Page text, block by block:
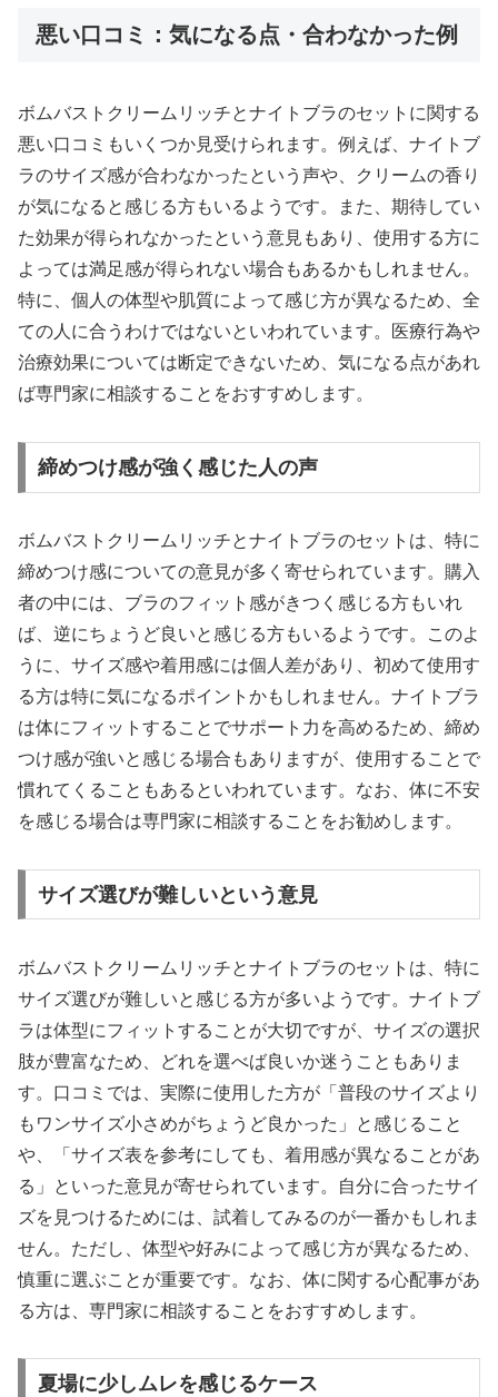
悪い口コミ：気になる点・合わなかった例
ボムバストクリームリッチとナイトブラのセットに関する
悪い口コミもいくつか見受けられます。例えば、ナイトブ
ラのサイズ感が合わなかったという声や、クリームの香り
が気になると感じる方もいるようです。また、期待してい
た効果が得られなかったという意見もあり、使用する方に
よっては満足感が得られない場合もあるかもしれません。
特に、個人の体型や肌質によって感じ方が異なるため、全
ての人に合うわけではないといわれています。医療行為や
治療効果については断定できないため、気になる点があれ
ば専門家に相談することをおすすめします。
締めつけ感が強く感じた人の声
ボムバストクリームリッチとナイトブラのセットは、特に
締めつけ感についての意見が多く寄せられています。購入
者の中には、ブラのフィット感がきつく感じる方もいれ
ば、逆にちょうど良いと感じる方もいるようです。このよ
うに、サイズ感や着用感には個人差があり、初めて使用す
る方は特に気になるポイントかもしれません。ナイトブラ
は体にフィットすることでサポート力を高めるため、締め
つけ感が強いと感じる場合もありますが、使用することで
慣れてくることもあるといわれています。なお、体に不安
を感じる場合は専門家に相談することをお勧めします。
サイズ選びが難しいという意見
ボムバストクリームリッチとナイトブラのセットは、特に
サイズ選びが難しいと感じる方が多いようです。ナイトブ
ラは体型にフィットすることが大切ですが、サイズの選択
肢が豊富なため、どれを選べば良いか迷うこともありま
す。口コミでは、実際に使用した方が「普段のサイズより
もワンサイズ小さめがちょうど良かった」と感じること
や、「サイズ表を参考にしても、着用感が異なることがあ
る」といった意見が寄せられています。自分に合ったサイ
ズを見つけるためには、試着してみるのが一番かもしれま
せん。ただし、体型や好みによって感じ方が異なるため、
慎重に選ぶことが重要です。なお、体に関する心配事があ
る方は、専門家に相談することをおすすめします。
夏場に少しムレを感じるケース